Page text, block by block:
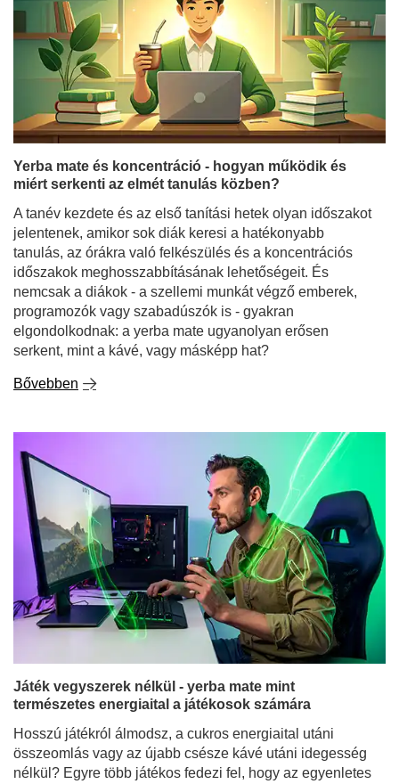
Yerba mate és koncentráció - hogyan működik és
miért serkenti az elmét tanulás közben?
A tanév kezdete és az első tanítási hetek olyan időszakot
jelentenek, amikor sok diák keresi a hatékonyabb
tanulás, az órákra való felkészülés és a koncentrációs
időszakok meghosszabbításának lehetőségeit. És
programozók vagy szabadúszók is - gyakran
elgondolkodnak: a yerba mate ugyanolyan erősen
serkent, mint a kávé, vagy másképp hat?
Bővebben
Játék vegyszerek nélkül - yerba mate mint
természetes energiaital a játékosok számára
Hosszú játékról álmodsz, a cukros energiaital utáni
összeomlás vagy az újabb csésze kávé utáni idegesség
nélkül? Egyre több játékos fedezi fel, hogy az egyenletes
energia, az élesebb reflexek és a jobb összpontosítás
Igen - a yerba mate-ről beszélünk, arról az italról, amely
évszázadokon át segített a dél-amerikai harcosoknak
ébernek és erősnek maradni, és amely most tökéletesen
megfelel a modern játékosok igényeinek.